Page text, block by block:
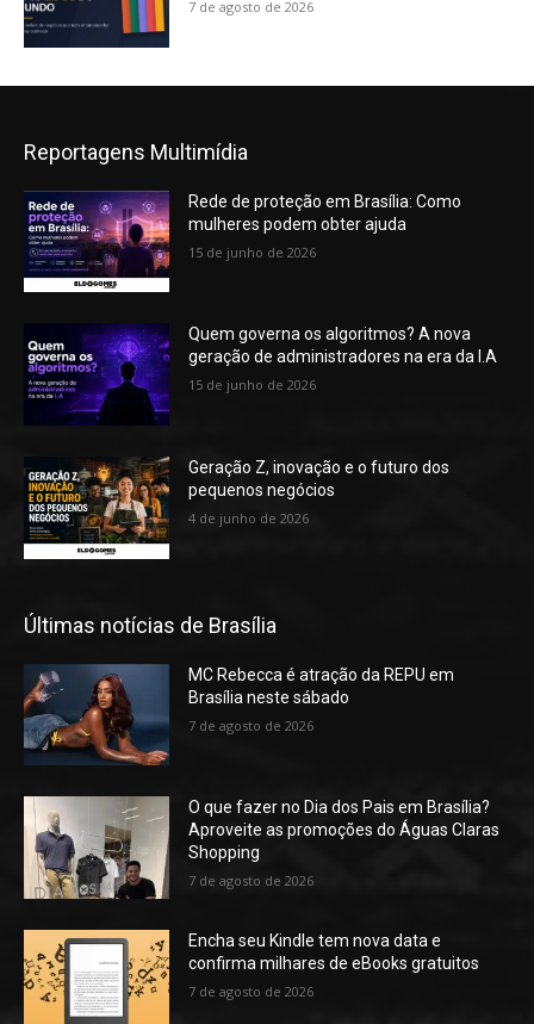
7 de agosto de 2026
Reportagens Multimídia
Rede de proteção em Brasília: Como
mulheres podem obter ajuda
15 de junho de 2026
Quem governa os algoritmos? A nova
geração de administradores na era da I.A
15 de junho de 2026
Geração Z, inovação e o futuro dos
pequenos negócios
4 de junho de 2026
Últimas notícias de Brasília
MC Rebecca é atração da REPU em
Brasília neste sábado
7 de agosto de 2026
O que fazer no Dia dos Pais em Brasília?
Aproveite as promoções do Águas Claras
Shopping
7 de agosto de 2026
Encha seu Kindle tem nova data e
confirma milhares de eBooks gratuitos
7 de agosto de 2026